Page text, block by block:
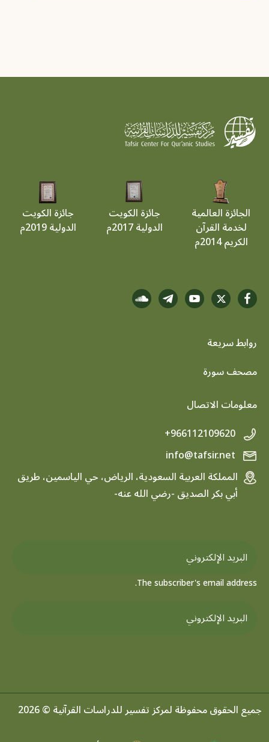
الجائزة العالمية
لخدمة القرآن
الكريم 2014م
جائزة الكويت
الدولية 2017م
جائزة الكويت
الدولية 2019م
روابط سريعة
footer menu
مصحف سورة
معلومات الاتصال
+966112109620
المملكة العربية السعودية، الرياض، حي الياسمين، طريق
أبي بكر الصديق -رضي الله عنه-
The subscriber's email address.
جميع الحقوق محفوظة لمركز تفسير للدراسات القرآنية © 2026